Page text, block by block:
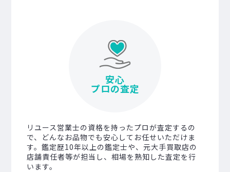
安心
プロの査定
リユース営業士の資格を持ったプロが査定するの
で、どんなお品物でも安心してお任せいただけま
す。鑑定歴10年以上の鑑定士や、元大手買取店の
店舗責任者等が担当し、相場を熟知した査定を行
います。